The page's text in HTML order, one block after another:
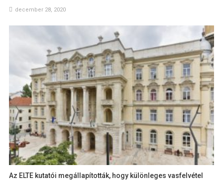
december 28, 2020
Az ELTE kutatói megállapították, hogy különleges vasfelvétel